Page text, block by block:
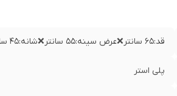
قد:۶۵ سانتر❌عرض سینه:۵۵ سانتر❌شانه:۴۵ سانتر❌قد استین : ۶۰ سانتر
پلی استر